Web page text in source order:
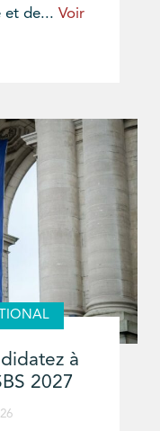
et de... Voir
à
2027